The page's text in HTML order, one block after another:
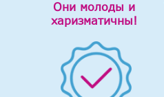
Они молоды и
харизматичны!